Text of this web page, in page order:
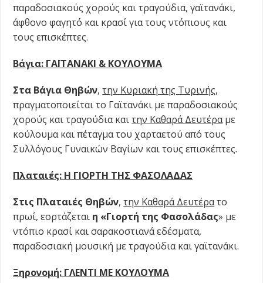
παραδοσιακούς χορούς και τραγούδια, γαϊτανάκι,
άφθονο φαγητό και κρασί για τους ντόπιους και
τους επισκέπτες.
Βάγια: ΓΑΪΤΑΝΑΚΙ & ΚΟΥΛΟΥΜΑ
Στα Βάγια Θηβών,την Κυριακή της Τυρινής,
πραγματοποιείται το Γαϊτανάκι με παραδοσιακούς
χορούς και τραγούδια καιτην Καθαρά Δευτέραμε
κούλουμα και πέταγμα του χαρταετού από τους
Συλλόγους Γυναικών Βαγίων και τους επισκέπτες.
Πλαταιές: Η ΓΙΟΡΤΗ ΤΗΣ ΦΑΣΟΛΑΔΑΣ
Στις Πλαταιές Θηβών,την Καθαρά Δευτέρατο
πρωί, εορτάζεται η «Γιορτή της Φασολάδας» με
ντόπιο κρασί και σαρακοστιανά εδέσματα,
παραδοσιακή μουσική με τραγούδια και γαϊτανάκι.
Ξηρονομή: ΓΛΕΝΤΙ ΜΕ ΚΟΥΛΟΥΜΑ